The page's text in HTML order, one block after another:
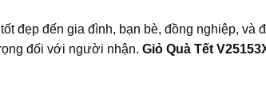
đẹp đến gia đình, bạn bè, đồng nghiệp, và
đối với người nhận. Giỏ Quà Tết